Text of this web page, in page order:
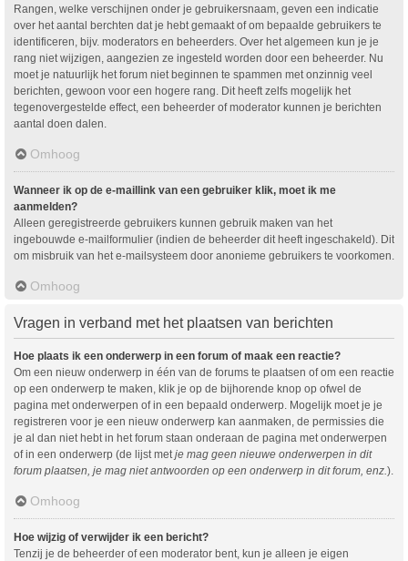
Rangen, welke verschijnen onder je gebruikersnaam, geven een indicatie
over het aantal berchten dat je hebt gemaakt of om bepaalde gebruikers te
identificeren, bijv. moderators en beheerders. Over het algemeen kun je je
rang niet wijzigen, aangezien ze ingesteld worden door een beheerder. Nu
moet je natuurlijk het forum niet beginnen te spammen met onzinnig veel
berichten, gewoon voor een hogere rang. Dit heeft zelfs mogelijk het
tegenovergestelde effect, een beheerder of moderator kunnen je berichten
aantal doen dalen.
Omhoog
Wanneer ik op de e-maillink van een gebruiker klik, moet ik me
aanmelden?
Alleen geregistreerde gebruikers kunnen gebruik maken van het
ingebouwde e-mailformulier (indien de beheerder dit heeft ingeschakeld). Dit
om misbruik van het e-mailsysteem door anonieme gebruikers te voorkomen.
Omhoog
Vragen in verband met het plaatsen van berichten
Hoe plaats ik een onderwerp in een forum of maak een reactie?
Om een nieuw onderwerp in één van de forums te plaatsen of om een reactie
op een onderwerp te maken, klik je op de bijhorende knop op ofwel de
pagina met onderwerpen of in een bepaald onderwerp. Mogelijk moet je je
registreren voor je een nieuw onderwerp kan aanmaken, de permissies die
je al dan niet hebt in het forum staan onderaan de pagina met onderwerpen
of in een onderwerp (de lijst met je mag geen nieuwe onderwerpen in dit
forum plaatsen, je mag niet antwoorden op een onderwerp in dit forum, enz. ).
Omhoog
Hoe wijzig of verwijder ik een bericht?
Tenzij je de beheerder of een moderator bent, kun je alleen je eigen